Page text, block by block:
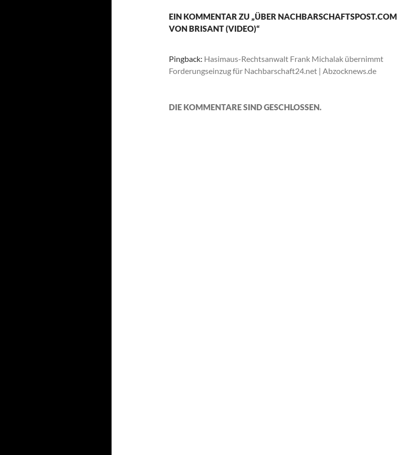
EIN KOMMENTAR ZU „ÜBER NACHBARSCHAFTSPOST.COM
VON BRISANT (VIDEO)“
Pingback: Hasimaus-Rechtsanwalt Frank Michalak übernimmt
Forderungseinzug für Nachbarschaft24.net | Abzocknews.de
DIE KOMMENTARE SIND GESCHLOSSEN.